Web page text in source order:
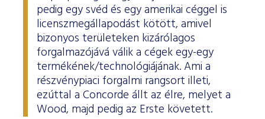
pedig egy svéd és egy amerikai céggel is
licenszmegállapodást kötött, amivel
bizonyos területeken kizárólagos
forgalmazójává válik a cégek egy-egy
termékének/technológiájának. Ami a
részvénypiaci forgalmi rangsort illeti,
ezúttal a Concorde állt az élre, melyet a
Wood, majd pedig az Erste követett.